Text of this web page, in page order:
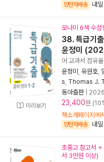
양탄자배송 내
미리보기
모나미 6색 수성
38. 특급기
윤정미
어 교과서 점유율
윤정미
유원호
s Thomas J.
동아출판|
23,400원
책소개페이지에
양탄자배송 내
초중고 참고서 +
서 3만원 이상)